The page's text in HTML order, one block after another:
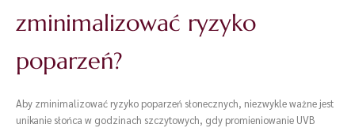
zminimalizować ryzyko
poparzeń?
Aby zminimalizować ryzyko poparzeń słonecznych, niezwykle ważne jest
unikanie słońca w godzinach szczytowych, gdy promieniowanie UVB